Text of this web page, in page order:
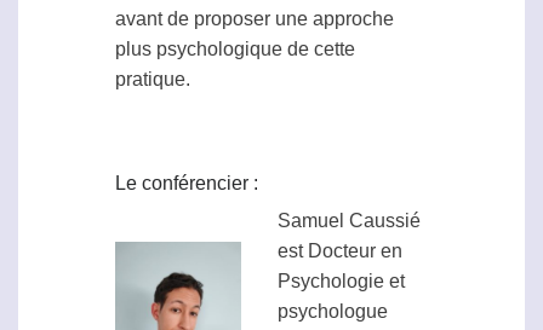
avant de proposer une approche
plus psychologique de cette
pratique.
Le conférencier :
Samuel Caussié
est Docteur en
Psychologie et
psychologue